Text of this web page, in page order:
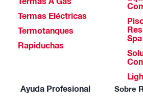
Termas A Gas
Termas Eléctricas
Termotanques
Rapiduchas
Spa
Ayuda Profesional
Sobre